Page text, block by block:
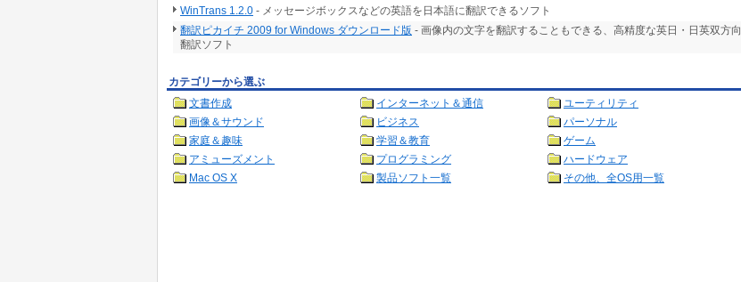
WinTrans 1.2.0 - メッセージボックスなどの英語を日本語に翻訳できるソフト
翻訳ピカイチ 2009 for Windows ダウンロード版 - 画像内の文字を翻訳することもできる、高精度な英日・日英双方向
翻訳ソフト
カテゴリーから選ぶ
文書作成
インターネット＆通信
ユーティリティ
画像＆サウンド
ビジネス
パーソナル
家庭＆趣味
学習＆教育
ゲーム
アミューズメント
プログラミング
ハードウェア
Mac OS X
製品ソフト一覧 その他、全OS用一覧